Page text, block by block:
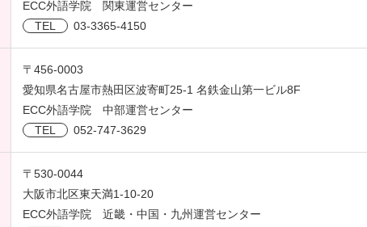
ECC外語学院 関東運営センター
TEL
03-3365-4150
〒456-0003
愛知県名古屋市熱田区波寄町25-1 名鉄金山第一ビル8F
ECC外語学院 中部運営センター
TEL
052-747-3629
〒530-0044
大阪市北区東天満1-10-20
ECC外語学院 近畿・中国・九州運営センター